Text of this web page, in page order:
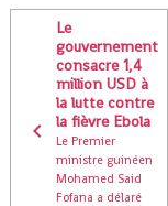
Le
gouvernement
consacre 1,4
million USD à
la lutte contre
la fièvre Ebola
Le Premier
ministre guinéen
Mohamed Said
Fofana a délaré